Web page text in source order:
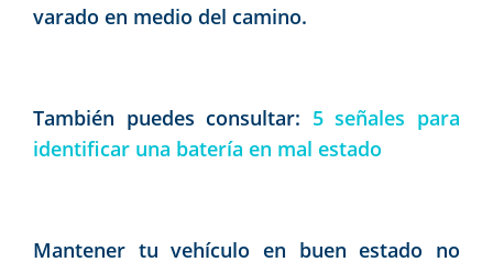
varado en medio del camino.
También puedes consultar: 5 señales para
identificar una batería en mal estado
Mantener tu vehículo en buen estado no